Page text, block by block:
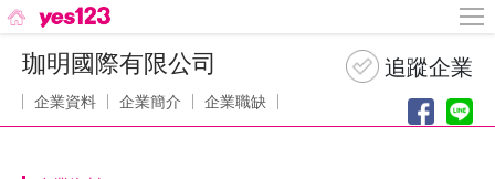
珈明國際有限公司
企業資料 企業簡介 企業職缺